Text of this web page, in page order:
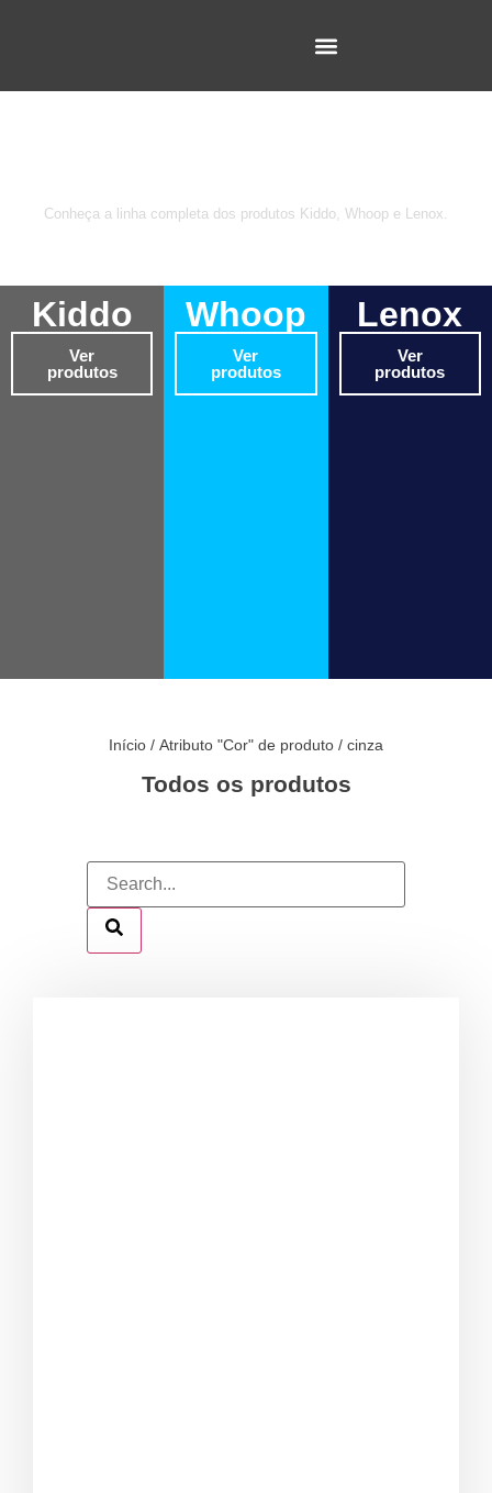
Conheça a linha completa dos produtos Kiddo, Whoop e Lenox.
Kiddo
Ver
produtos
Whoop
Ver
produtos
Lenox
Ver
produtos
Início / Atributo "Cor" de produto / cinza
Todos os produtos